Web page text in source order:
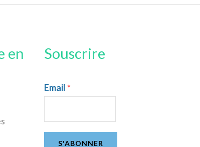
en
Souscrire
Email *
S'ABONNER